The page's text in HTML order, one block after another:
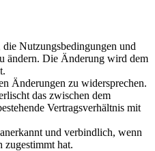
Nutzungsbedingungen und
ändern. Die Änderung wird dem
Änderungen zu widersprechen.
das zwischen dem
Vertragsverhältnis mit
und verbindlich, wenn
zugestimmt hat.